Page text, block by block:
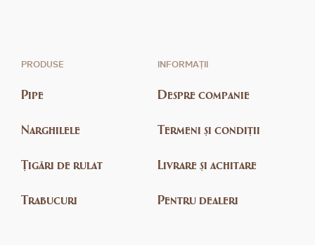
PRODUSE
Pipe
Narghilele
Țigări de rulat
Trabucuri
INFORMAȚII
Despre companie
Termeni și condiții
Livrare și achitare
Pentru dealeri